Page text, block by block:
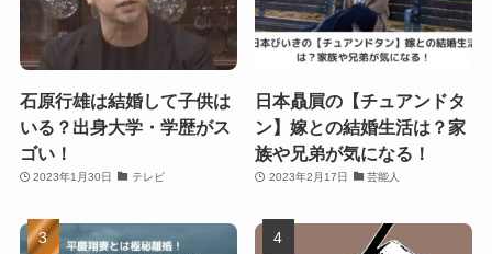
石原行雄は結婚して子供は
いる？出身大学・学歴がス
ゴい！
2023年1月30日 テレビ
日本贔屓の【チュアンドタ
ン】嫁との結婚生活は？家
族や兄弟が気になる！
2023年2月17日 芸能人